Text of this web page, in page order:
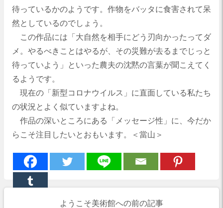
待っているかのようです。作物をバッタに食害されて呆
然としているのでしょう。
この作品には「大自然を相手にどう刃向かったってダ
メ。やるべきことはやるが、その災難が去るまでじっと
待っていよう」といった農夫の沈黙の言葉が聞こえてく
るようです。
現在の「新型コロナウイルス」に直面している私たち
の状況とよく似ていますよね。
作品の深いところにある「メッセージ性」に、今だか
らこそ注目したいとおもいます。＜當山＞
ようこそ美術館への前の記事